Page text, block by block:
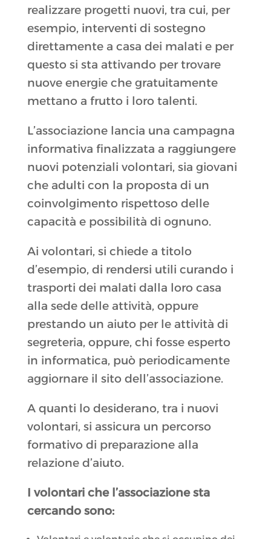
realizzare progetti nuovi, tra cui, per
esempio, interventi di sostegno
direttamente a casa dei malati e per
questo si sta attivando per trovare
nuove energie che gratuitamente
mettano a frutto i loro talenti.
L’associazione lancia una campagna
informativa finalizzata a raggiungere
nuovi potenziali volontari, sia giovani
che adulti con la proposta di un
coinvolgimento rispettoso delle
capacità e possibilità di ognuno.
Ai volontari, si chiede a titolo
d’esempio, di rendersi utili curando i
trasporti dei malati dalla loro casa
alla sede delle attività, oppure
prestando un aiuto per le attività di
segreteria, oppure, chi fosse esperto
in informatica, può periodicamente
aggiornare il sito dell’associazione.
A quanti lo desiderano, tra i nuovi
volontari, si assicura un percorso
formativo di preparazione alla
relazione d’aiuto.
I volontari che l’associazione sta
cercando sono: